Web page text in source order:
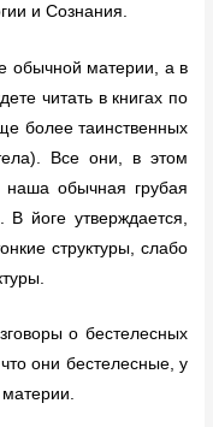
и Сознания.
обычной материи, а в
читать в книгах по
более таинственных
тела). Все они, в этом
обычная грубая
йоге утверждается,
структуры, слабо
о бестелесных
они бестелесные, у
материи.